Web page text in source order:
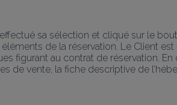
sa sélection et cliqué sur le
de la réservation. Le Client
figurant au contrat de réservation.
de vente, la fiche descriptive de